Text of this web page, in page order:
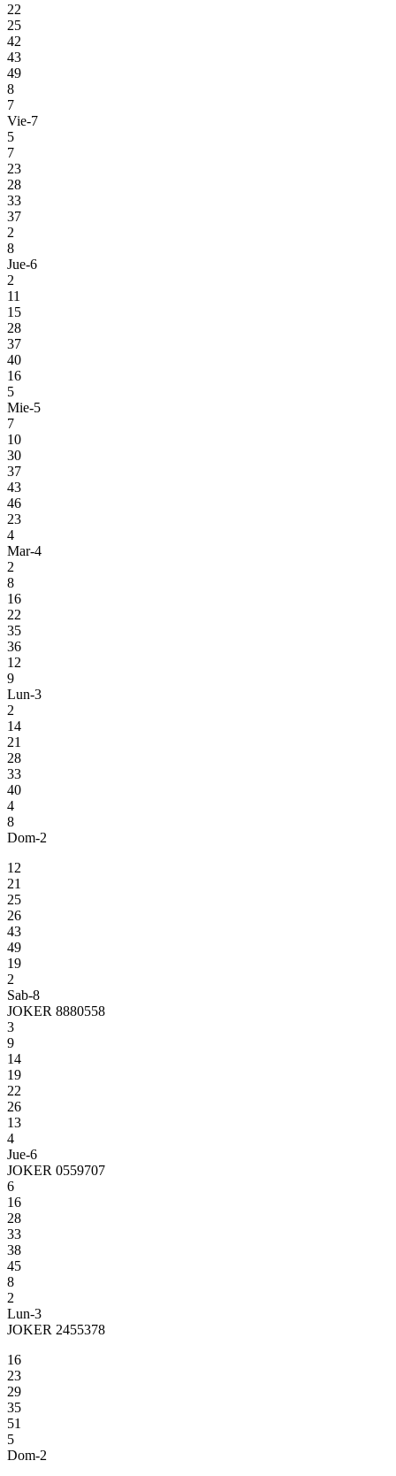
22
25
42
43
49
8
7
Vie-7
5
7
23
28
33
37
2
8
Jue-6
2
11
15
28
37
40
16
5
Mie-5
7
10
30
37
43
46
23
4
Mar-4
2
8
16
22
35
36
12
9
Lun-3
2
14
21
28
33
40
4
8
Dom-2
12
21
25
26
43
49
19
2
Sab-8
JOKER 8880558
3
9
14
19
22
26
13
4
Jue-6
JOKER 0559707
6
16
28
33
38
45
8
2
Lun-3
JOKER 2455378
16
23
29
35
51
5
Dom-2